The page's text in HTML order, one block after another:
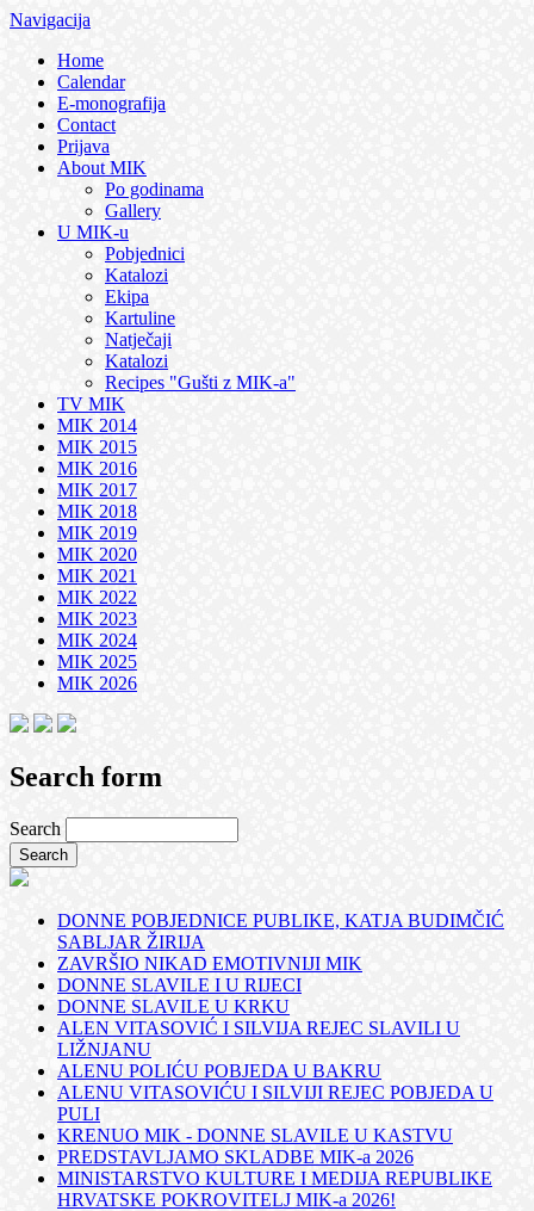
Navigacija
Home
Calendar
E-monografija
Contact
Prijava
About MIK
Po godinama
Gallery
U MIK-u
Pobjednici
Katalozi
Ekipa
Kartuline
Natječaji
Katalozi
Recipes "Gušti z MIK-a"
TV MIK
MIK 2014
MIK 2015
MIK 2016
MIK 2017
MIK 2018
MIK 2019
MIK 2020
MIK 2021
MIK 2022
MIK 2023
MIK 2024
MIK 2025
MIK 2026
Search form
Search
DONNE POBJEDNICE PUBLIKE, KATJA BUDIMČIĆ
SABLJAR ŽIRIJA
ZAVRŠIO NIKAD EMOTIVNIJI MIK
DONNE SLAVILE I U RIJECI
DONNE SLAVILE U KRKU
ALEN VITASOVIĆ I SILVIJA REJEC SLAVILI U
LIŽNJANU
ALENU POLIĆU POBJEDA U BAKRU
ALENU VITASOVIĆU I SILVIJI REJEC POBJEDA U
PULI
KRENUO MIK - DONNE SLAVILE U KASTVU
PREDSTAVLJAMO SKLADBE MIK-a 2026
MINISTARSTVO KULTURE I MEDIJA REPUBLIKE
HRVATSKE POKROVITELJ MIK-a 2026!